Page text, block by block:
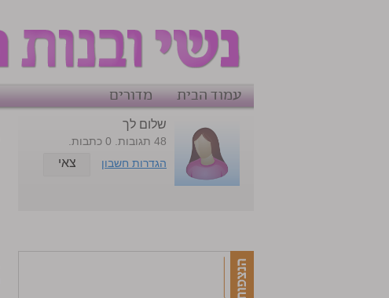
עמוד הבית
מדורים
שלום לך
48 תגובות. 0 כתבות.
הגדרות חשבון
צאי